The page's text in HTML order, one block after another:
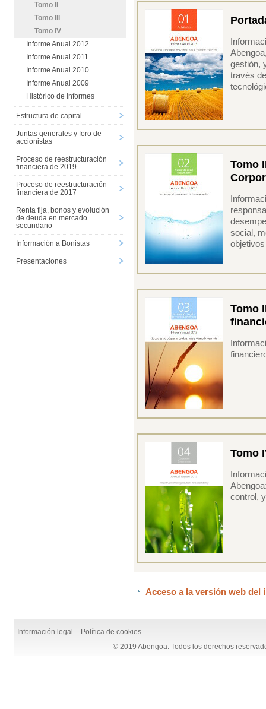
Tomo II
Tomo III
Tomo IV
Informe Anual 2012
Informe Anual 2011
Informe Anual 2010
Informe Anual 2009
Histórico de informes
Estructura de capital
Juntas generales y foro de
accionistas
Proceso de reestructuración
financiera de 2019
Proceso de reestructuración
financiera de 2017
Renta fija, bonos y evolución
de deuda en mercado
secundario
Información a Bonistas
Presentaciones
gestión,
través
Tomo
social,
Tomo
Tomo
control,
Acceso a la versión web del
Información legal Política de cookies
© 2019 Abengoa. Todos los derechos